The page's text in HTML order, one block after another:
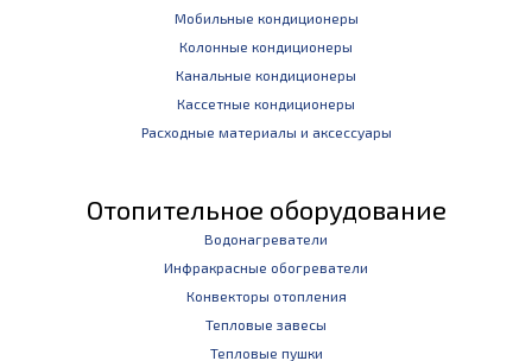
Мобильные кондиционеры
Колонные кондиционеры
Канальные кондиционеры
Кассетные кондиционеры
Расходные материалы и аксессуары
Отопительное оборудование
Водонагреватели
Инфракрасные обогреватели
Конвекторы отопления
Тепловые завесы
Тепловые пушки